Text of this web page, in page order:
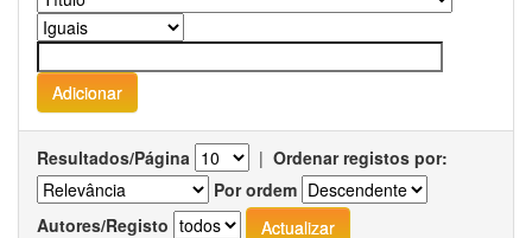
Resultados/Página | Ordenar registos por:
Por ordem
Autores/Registo